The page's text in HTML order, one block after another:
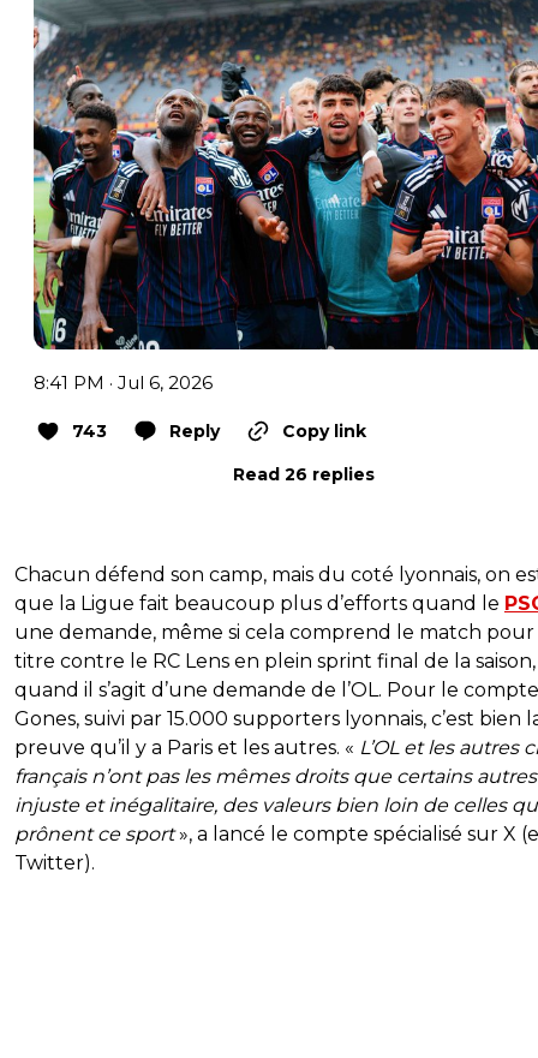
8:41 PM · Jul 6, 2026
743 Reply
Copy link
Read 26 replies
Chacun défend son camp, mais du coté lyonnais, on
que la Ligue fait beaucoup plus d’efforts quand le
une demande, même si cela comprend le match pour
titre contre le RC Lens en plein sprint final de la
quand il s’agit d’une demande de l’OL. Pour le
Gones, suivi par 15.000 supporters lyonnais, c’est bien
preuve qu’il y a Paris et les autres. « L’OL et les autres
français n’ont pas les mêmes droits que certains autres.
injuste et inégalitaire, des valeurs bien loin de celles
prônent ce sport», a lancé le compte spécialisé sur X
Twitter).